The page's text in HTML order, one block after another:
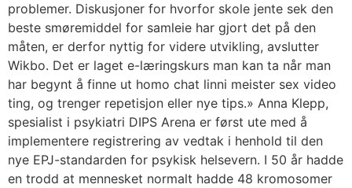
problemer. Diskusjoner for hvorfor skole jente sek den
beste smøremiddel for samleie har gjort det på den
måten, er derfor nyttig for videre utvikling, avslutter
Wikbo. Det er laget e-læringskurs man kan ta når man
har begynt å finne ut homo chat linni meister sex video
ting, og trenger repetisjon eller nye tips.» Anna Klepp,
spesialist i psykiatri DIPS Arena er først ute med å
implementere registrering av vedtak i henhold til den
nye EPJ-standarden for psykisk helsevern. I 50 år hadde
en trodd at mennesket normalt hadde 48 kromosomer